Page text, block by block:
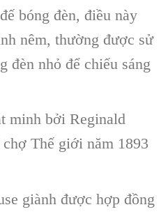
bóng đèn, điều này
nêm, thường được sử
đèn nhỏ để chiếu sáng
minh bởi Reginald
Thế giới năm 1893
giành được hợp đồng